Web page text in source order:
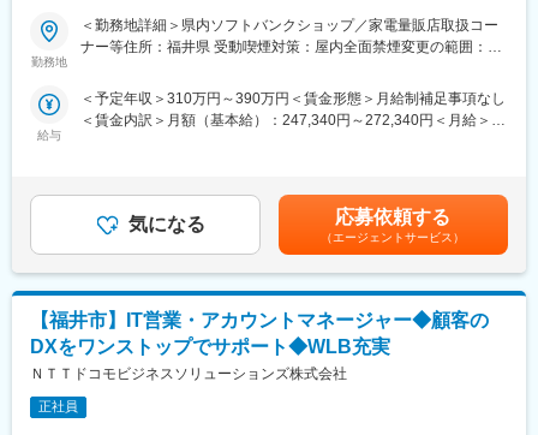
◎Zoomにて技術研修を月数回開催！プログラミングや設計など幅
広いトピックスを用意
位に応じて給与UP！
◎専門教育機関で技術取得が目指せる！
と比較をしても圧倒的な数となっています。また当社独占のプロ
ジェクトも多数ございます。取引社数の多さは各メーカーからの
当社への期待の現れであり、またエンジニアの方にとっては技術
や勤務地など選べる選択肢の多さとなります。圧倒的な取引社数
を誇る当社だからこそ実現できるエンジアとしての貴方の未来が
あります。
変更の範囲：本文参照
●研修充実で完全未経験でも安心！入社後や配属後等様々な研修を
ご用意
●平均残業10h／年休123日／年間100名以上の正社員化実績有の
登用制度完備／東証プライム上場
て、携帯電話を中心とした商材・各サービスの提案等を担当頂き
ます。
■業務詳細
・接客業務
・販促ツール作成（例：POP作成）
・店頭キャンペーン企画
・セールス向上に向けた各種プロモーション
勤務地
＜勤務地詳細＞県内ソフトバンクショップ／家電量販店取扱コー
ナー等住所：福井県 受動喫煙対策：屋内全面禁煙変更の範囲：本
給与
＜予定年収＞310万円～390万円＜賃金形態＞月給制補足事項なし
＜賃金内訳＞月額（基本給）：247,340円～272,340円＜月給＞
月給(月額)は固定手当を含めた表記です。
気になる 応募依頼する
（エージェントサービス）
【福井市】IT営業・アカウントマネージャー◆顧客の
DXをワンストップでサポート◆WLB充実
ＮＴＴドコモビジネスソリューションズ株式会社
正社員